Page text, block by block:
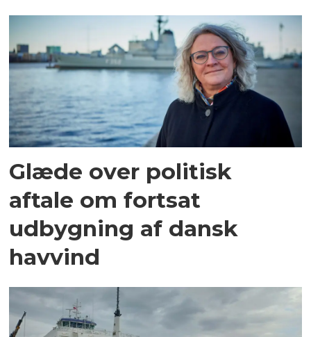
Glæde over politisk
aftale om fortsat
udbygning af dansk
havvind